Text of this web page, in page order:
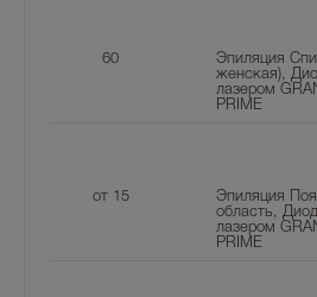
60
Эпиляция
женская),
лазером
PRIME
от 15
Эпиляция
область,
лазером
PRIME